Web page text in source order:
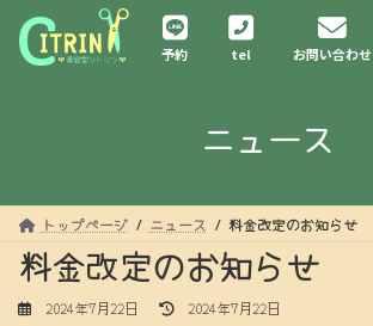
ッ
移
予約 tel お問い合わせ
ニュース
トップページ ニュース 料金改定のお知らせ
料金改定のお知らせ
2024年7月22日
最
2024年7月22日